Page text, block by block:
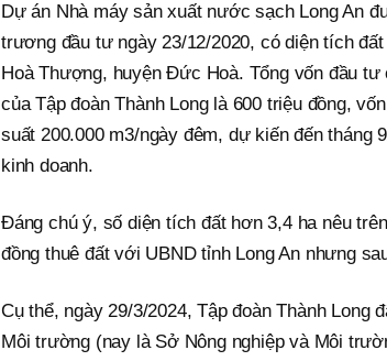
Dự án Nhà máy sản xuất nước sạch Long An
trương đầu tư ngày 23/12/2020, có diện tích
Hoà Thượng, huyện Đức Hoà. Tổng vốn đầu
của Tập đoàn Thành Long là 600 triệu đồng,
suất 200.000 m3/ngày đêm, dự kiến đến tháng
kinh doanh.
Đáng chú ý, số diện tích đất hơn 3,4 ha nêu
đồng thuê đất với UBND tỉnh Long An nhưng
Cụ thể, ngày 29/3/2024, Tập đoàn Thành
Môi trường (nay là Sở Nông nghiệp và Môi